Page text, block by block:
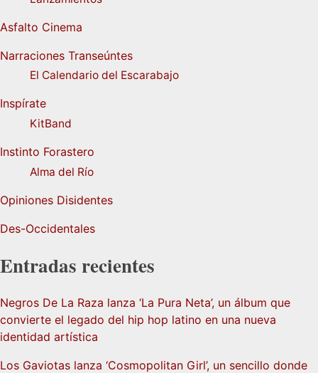
Asfalto Cinema
Narraciones Transeúntes
El Calendario del Escarabajo
Inspírate
KitBand
Instinto Forastero
Alma del Río
Opiniones Disidentes
Des-Occidentales
Entradas recientes
Negros De La Raza lanza ‘La Pura Neta’, un álbum que
convierte el legado del hip hop latino en una nueva
identidad artística
Los Gaviotas lanza ‘Cosmopolitan Girl’, un sencillo donde